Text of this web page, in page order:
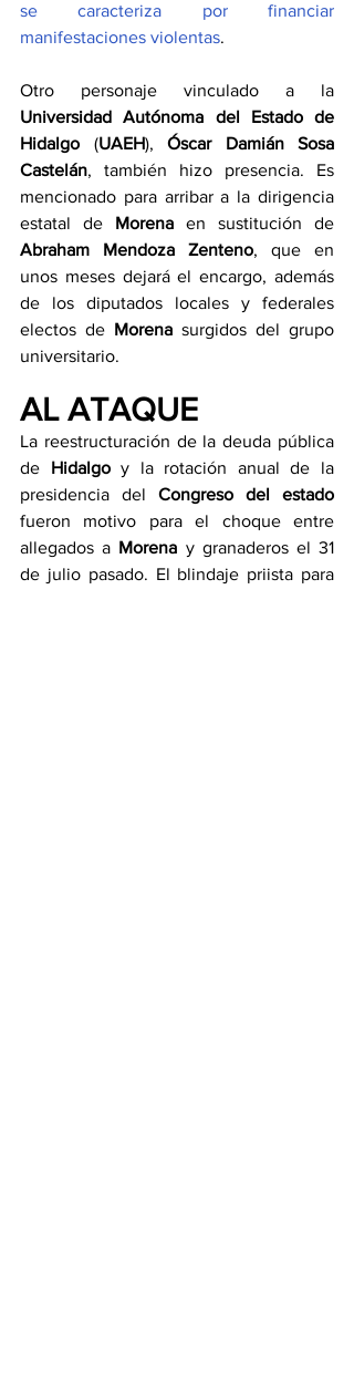
se caracteriza por financiar
manifestaciones violentas.
Universidad Autónoma del Estado de
Hidalgo (UAEH), Óscar Damián Sosa
Castelán, también hizo presencia. Es
mencionado para arribar a la dirigencia
estatal de Morena
Abraham Mendoza Zenteno, que en
unos meses dejará el encargo, además
de los diputados locales y federales
electos de Morena surgidos del grupo
universitario.
AL ATAQUE
La reestructuración de la deuda pública
de Hidalgo y la rotación anual de la
presidencia del Congreso del estado
fueron motivo para el choque entre
allegados a Morena y granaderos el 31
de julio pasado. El blindaje priista para